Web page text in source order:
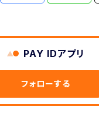
PAY IDアプリ
フォローする